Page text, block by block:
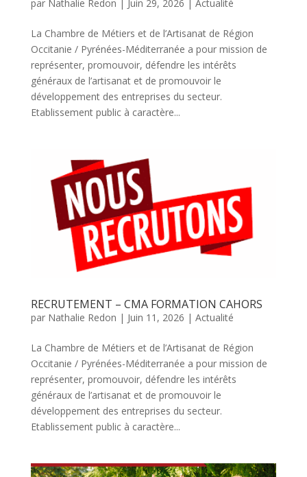
par Nathalie Redon Juin 29, 2026 Actualité
La Chambre de Métiers et de l’Artisanat de Région
Occitanie / Pyrénées-Méditerranée a pour mission de
représenter, promouvoir, défendre les intérêts
généraux de l’artisanat et de promouvoir le
développement des entreprises du secteur.
Etablissement public à caractère...
RECRUTEMENT – CMA FORMATION CAHORS
par Nathalie Redon | Juin 11, 2026 | Actualité
La Chambre de Métiers et de l’Artisanat de Région
Occitanie / Pyrénées-Méditerranée a pour mission de
représenter, promouvoir, défendre les intérêts
généraux de l’artisanat et de promouvoir le
développement des entreprises du secteur.
Etablissement public à caractère...